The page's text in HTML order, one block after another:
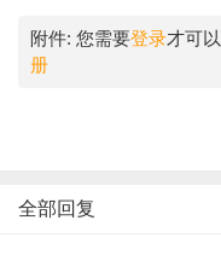
附件: 您需要登录才可
册
全部回复